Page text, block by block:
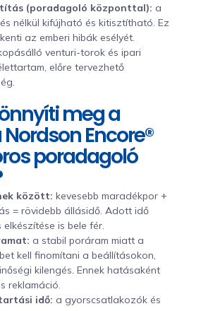
(poradagoló központtal): a
nélkül kifújható és kitisztítható. Ez
az emberi hibák esélyét.
venturi-torok és ipari
előre tervezhető
meg a
Encore®
poradagoló
között: kevesebb maradékpor +
= rövidebb állásidő. Adott idő
is bele fér.
a stabil poráram miatt a
kell finomítani a beállításokon,
kilengés. Ennek hatásaként
reklamáció.
idő: a gyorscsatlakozók és